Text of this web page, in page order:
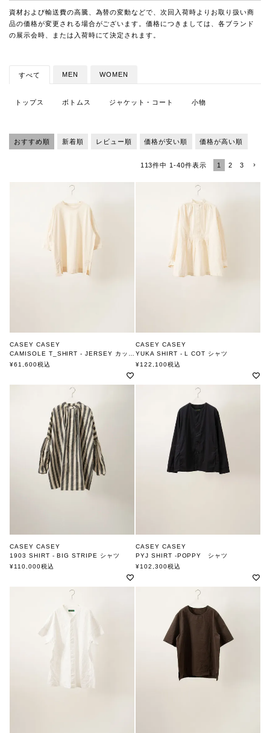
資材および輸送費の高騰、為替の変動などで、次回入荷時よりお取り扱い商
品の価格が変更される場合がございます。価格につきましては、各ブランド
の展示会時、または入荷時にて決定されます。
すべて MEN WOMEN
トップス ボトムス ジャケット・コート 小物
おすすめ順 新着順 レビュー順 価格が安い順 価格が高い順
113件中 1-40件表示 1 2 3
CASEY CASEY
CAMISOLE T_SHIRT - JERSEY カットソー
ケーシーケーシー
¥61,600税込
CASEY CASEY
YUKA SHIRT - L COT シャツ
ケーシーケーシー
¥122,100税込
CASEY CASEY
1903 SHIRT - BIG STRIPE シャツ
ケーシーケーシー
¥110,000税込
CASEY CASEY
PYJ SHIRT -POPPY シャツ
ケーシーケーシー
¥102,300税込